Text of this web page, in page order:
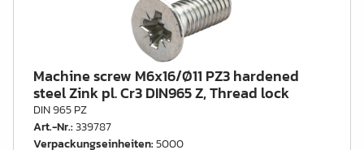
Machine screw M6x16/Ø11 PZ3 hardened
steel Zink pl. Cr3 DIN965 Z, Thread lock
DIN 965 PZ
Art.-Nr.:339787
Verpackungseinheiten:5000